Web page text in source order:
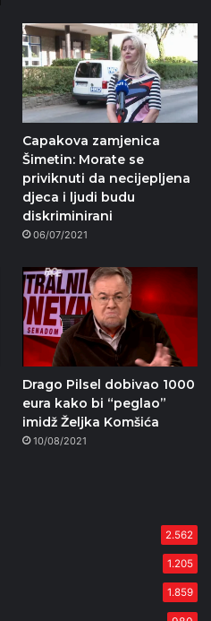
Capakova zamjenica
Šimetin: Morate se
priviknuti da necijepljena
djeca i ljudi budu
diskriminirani
06/07/2021
Drago Pilsel dobivao 1000
eura kako bi “peglao”
imidž Željka Komšića
10/08/2021
2.562
1.205
1.859